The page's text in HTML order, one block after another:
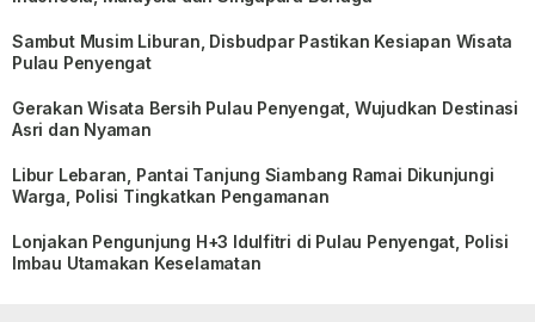
Sambut Musim Liburan, Disbudpar Pastikan Kesiapan Wisata
Pulau Penyengat
Gerakan Wisata Bersih Pulau Penyengat, Wujudkan Destinasi
Asri dan Nyaman
Libur Lebaran, Pantai Tanjung Siambang Ramai Dikunjungi
Warga, Polisi Tingkatkan Pengamanan
Lonjakan Pengunjung H+3 Idulfitri di Pulau Penyengat, Polisi
Imbau Utamakan Keselamatan